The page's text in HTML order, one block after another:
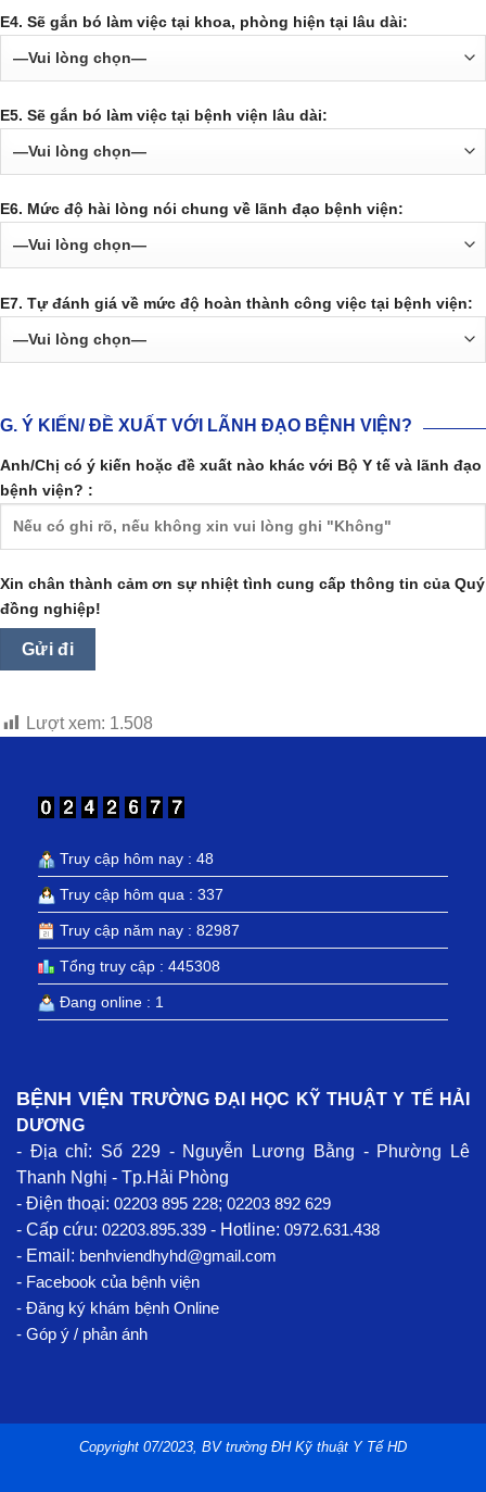
E4. Sẽ gắn bó làm việc tại khoa, phòng hiện tại lâu dài:
E5. Sẽ gắn bó làm việc tại bệnh viện lâu dài:
E6. Mức độ hài lòng nói chung về lãnh đạo bệnh viện:
E7. Tự đánh giá về mức độ hoàn thành công việc tại bệnh viện:
G. Ý KIẾN/ ĐỀ XUẤT VỚI LÃNH ĐẠO BỆNH VIỆN?
Anh/Chị có ý kiến hoặc đề xuất nào khác với Bộ Y tế và lãnh đạo
bệnh viện? :
Xin chân thành cảm ơn sự nhiệt tình cung cấp thông tin của Quý
đồng nghiệp!
Lượt xem: 1.508
Truy cập hôm nay : 48
Truy cập hôm qua : 337
Truy cập năm nay : 82987
Tổng truy cập : 445308
Đang online : 1
BỆNH VIỆN TRƯỜNG ĐẠI HỌC KỸ THUẬT Y TẾ HẢI
DƯƠNG
- Địa chỉ: Số 229 - Nguyễn Lương Bằng - Phường Lê
Thanh Nghị - Tp.Hải Phòng
- Điện thoại: 02203 895 228; 02203 892 629
- Cấp cứu: 02203.895.339 - Hotline: 0972.631.438
- Email: benhviendhyhd@gmail.com
- Facebook của bệnh viện
- Đăng ký khám bệnh Online
- Góp ý / phản ánh
Copyright 07/2023, BV trường ĐH Kỹ thuật Y Tế HD